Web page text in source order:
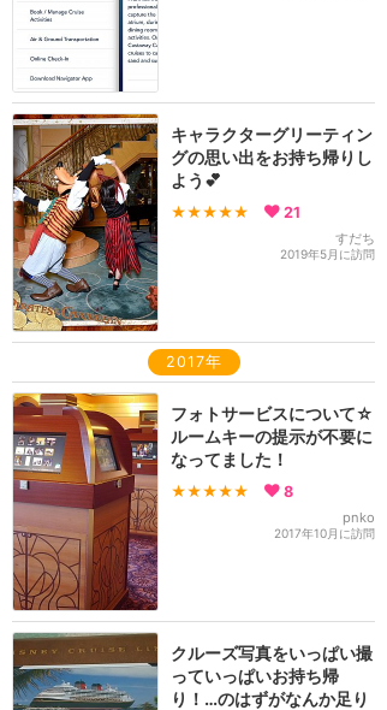
キャラクターグリーティン
グの思い出をお持ち帰りし
よう💕
★★★★★ 21
すだち
2019年5月に訪問
2017年
フォトサービスについて☆
ルームキーの提示が不要に
なってました！
★★★★★ 8
pnko
2017年10月に訪問
クルーズ写真をいっぱい撮
っていっぱいお持ち帰
り！…のはずがなんか足り